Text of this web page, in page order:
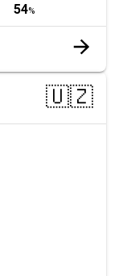
54%
🇺🇿